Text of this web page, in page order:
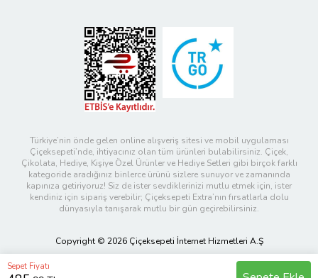
Sepet Fiyatı
Türkiye’nin önde gelen online alışveriş sitesi ve mobil uygulaması
Çiçeksepeti’nde, ihtiyacınız olan tüm ürünleri bulabilirsiniz. Çiçek,
Çikolata, Hediye, Kişiye Özel Ürünler ve Hediye Setleri gibi birçok farklı
kategoride aradığınız binlerce ürünü sizlere sunuyor ve zamanında
kapınıza getiriyoruz! Siz de ister sevdiklerinizi mutlu etmek için, ister
kendiniz için sipariş verebilir; Çiçeksepeti Extra’nın fırsatlarla dolu
dünyasıyla tanışarak mutlu bir gün geçirebilirsiniz.
Copyright © 2026 Çiçeksepeti İnternet Hizmetleri A.Ş